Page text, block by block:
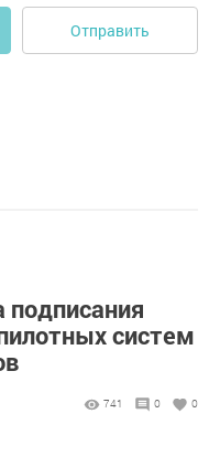
Отправить
подписания
систем
741 0 0